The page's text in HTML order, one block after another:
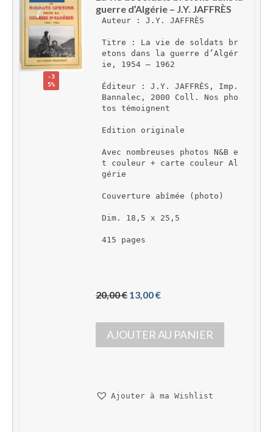
-3
5%
guerre d’Algérie – J.Y. JAFFRÈS
Auteur : J.Y. JAFFRÈS
Titre : La vie de soldats br
etons dans la guerre d’Algér
ie, 1954 – 1962
Éditeur : J.Y. JAFFRÈS, Imp.
Bannalec, 2000 Coll. Nos pho
tos témoignent
Edition originale
Avec nombreuses photos N&B e
t couleur + carte couleur Al
gérie
Couverture abîmée (photo)
Dim. 18,5 x 25,5
415 pages
20,00 € L
p
r
i
i
13,00 €L
p
r
i
t
AJOUTER AU PANIER
Ajouter à ma Wishlist